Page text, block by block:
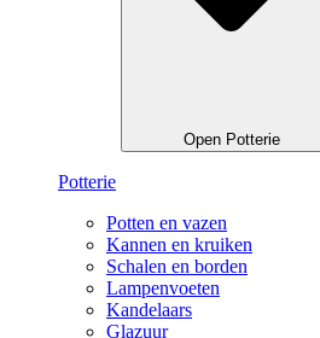
Open Potterie
Potterie
Potten en vazen
Kannen en kruiken
Schalen en borden
Lampenvoeten
Kandelaars
Glazuur